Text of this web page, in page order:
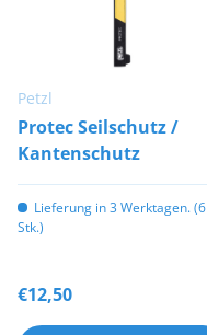
Petzl
Protec Seilschutz /
Kantenschutz
Lieferung in 3 Werktagen. (6
Stk.)
€12,50